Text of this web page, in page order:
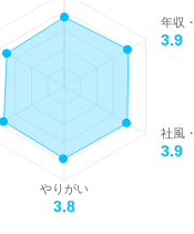
年収
3.9
社風
3.9
やりがい
3.8